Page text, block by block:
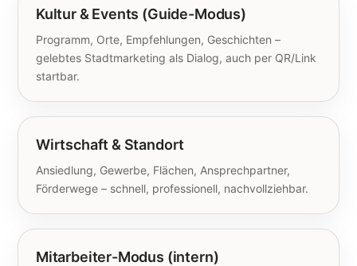
Kultur & Events (Guide-Modus)
Programm, Orte, Empfehlungen, Geschichten –
gelebtes Stadtmarketing als Dialog, auch per QR/Link
startbar.
Wirtschaft & Standort
Ansiedlung, Gewerbe, Flächen, Ansprechpartner,
Förderwege – schnell, professionell, nachvollziehbar.
Mitarbeiter-Modus (intern)